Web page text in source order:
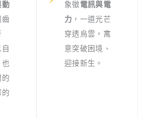
動
齒
也
的
的
象徵電訊與電
力 ，一道光芒
穿透烏雲，寓
意突破困境、
迎接新生。